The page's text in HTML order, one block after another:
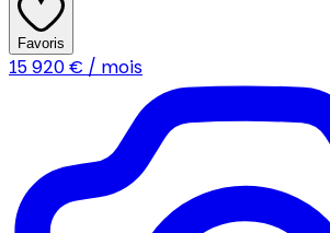
Favoris
15 920€ / mois